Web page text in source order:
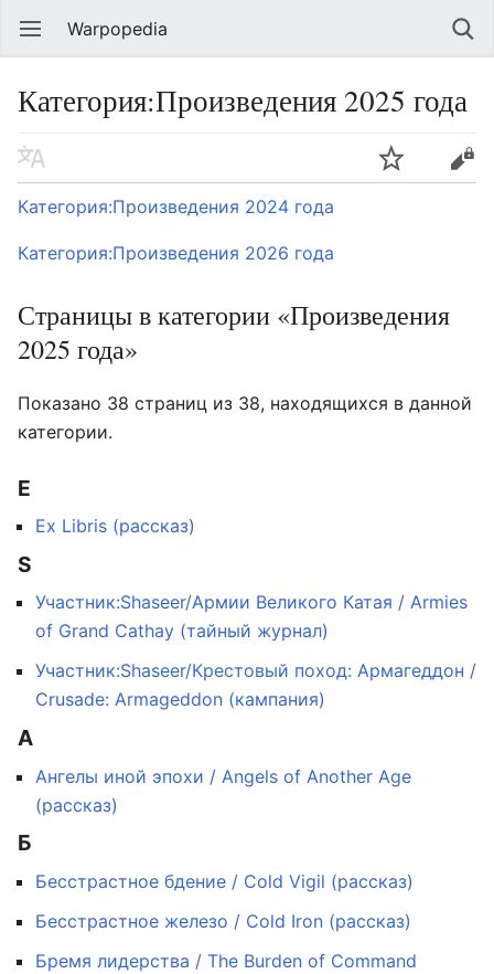
Warpopedia
Категория:Произведения 2025 года
Категория:Произведения 2024 года
Категория:Произведения 2026 года
Страницы в категории «Произведения
2025 года»
Показано 38 страниц из 38, находящихся в данной
категории.
E
Ex Libris (рассказ)
S
Участник:Shaseer/Армии Великого Катая / Armies
of Grand Cathay (тайный журнал)
Участник:Shaseer/Крестовый поход: Армагеддон /
Crusade: Armageddon (кампания)
А
Ангелы иной эпохи / Angels of Another Age
(рассказ)
Б
Бесстрастное бдение / Cold Vigil (рассказ)
Бесстрастное железо / Cold Iron (рассказ)
Бремя лидерства / The Burden of Command